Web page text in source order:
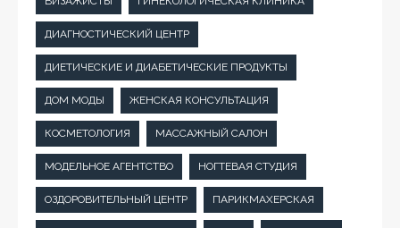
ДИАГНОСТИЧЕСКИЙ ЦЕНТР
ДИЕТИЧЕСКИЕ И ДИАБЕТИЧЕСКИЕ ПРОДУКТЫ
ДОМ МОДЫ ЖЕНСКАЯ КОНСУЛЬТАЦИЯ
КОСМЕТОЛОГИЯ МАССАЖНЫЙ САЛОН
МОДЕЛЬНОЕ АГЕНТСТВО НОГТЕВАЯ СТУДИЯ
ОЗДОРОВИТЕЛЬНЫЙ ЦЕНТР ПАРИКМАХЕРСКАЯ